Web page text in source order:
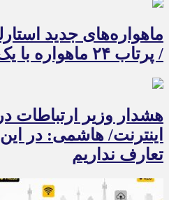
ماهواره‌های جدید
/ پرتاب ۲۴ ماهواره با یک موشک
هشدار وزیر ارتباطات
اینترنت/ هاشمی: در
تعارف نداریم